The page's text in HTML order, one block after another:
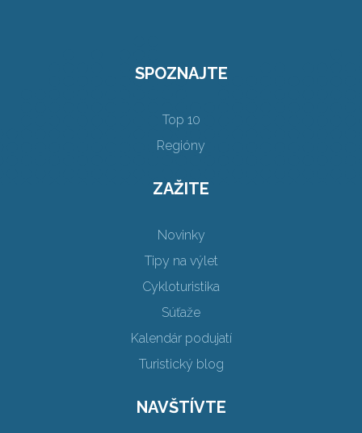
SPOZNAJTE
Top 10
Regióny
ZAŽITE
Novinky
Tipy na výlet
Cykloturistika
Súťaže
Kalendár podujatí
Turistický blog
NAVŠTÍVTE